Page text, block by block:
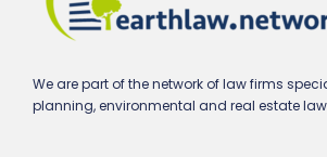
We are part of the network of law firms
planning, environmental and real estate